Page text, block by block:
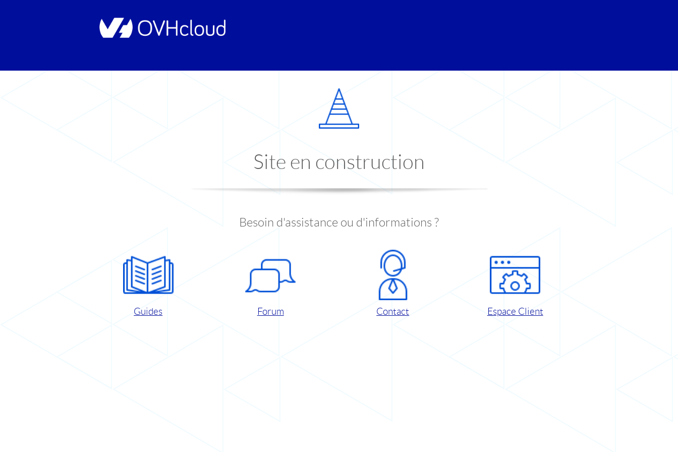
Site en construction
Besoin d'assistance ou d'informations ?
Guides Forum Contact Espace Client